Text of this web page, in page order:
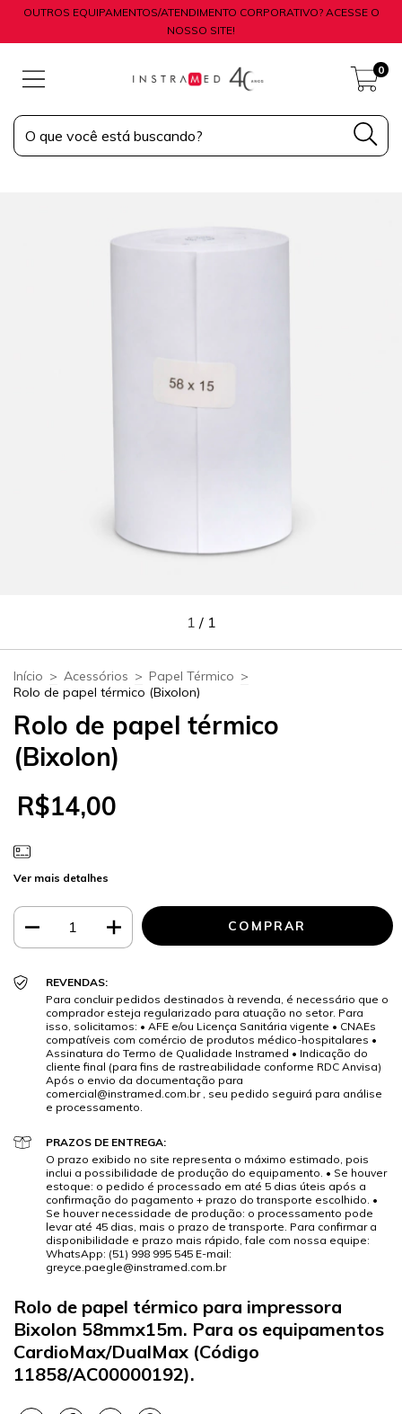
OUTROS EQUIPAMENTOS/ATENDIMENTO CORPORATIVO? ACESSE O
NOSSO SITE!
0
1 / 1
Início > Acessórios > Papel Térmico >
Rolo de papel térmico (Bixolon)
Rolo de papel térmico
(Bixolon)
R$14,00
Ver mais detalhes
REVENDAS:
Para concluir pedidos destinados à revenda, é necessário que o
comprador esteja regularizado para atuação no setor. Para
isso, solicitamos: • AFE e/ou Licença Sanitária vigente • CNAEs
compatíveis com comércio de produtos médico-hospitalares •
Assinatura do Termo de Qualidade Instramed • Indicação do
cliente final (para fins de rastreabilidade conforme RDC Anvisa)
Após o envio da documentação para
comercial@instramed.com.br, seu pedido seguirá para análise
e processamento.
PRAZOS DE ENTREGA:
O prazo exibido no site representa o máximo estimado, pois
inclui a possibilidade de produção do equipamento. • Se houver
estoque: o pedido é processado em até 5 dias úteis após a
confirmação do pagamento + prazo do transporte escolhido. •
Se houver necessidade de produção: o processamento pode
levar até 45 dias, mais o prazo de transporte. Para confirmar a
disponibilidade e prazo mais rápido, fale com nossa equipe:
WhatsApp: (51) 998 995 545 E-mail:
greyce.paegle@instramed.com.br
Rolo de papel térmico para impressora
Bixolon 58mmx15m. Para os equipamentos
CardioMax/DualMax (Código
11858/AC00000192).